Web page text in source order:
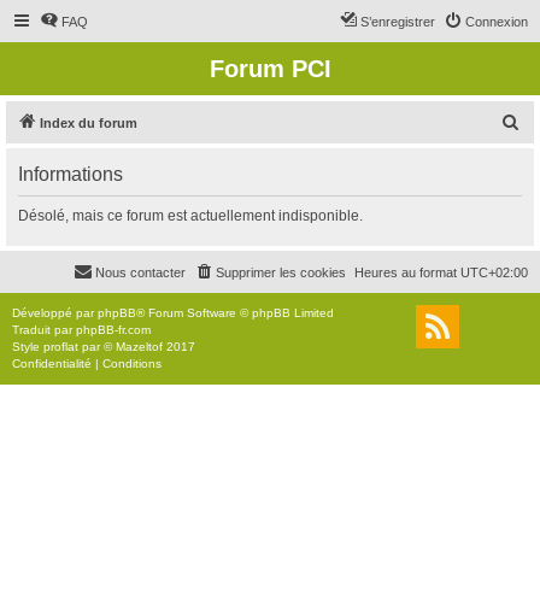
FAQ Connexion
S’enregistrer
Forum PCI
Index du forum
r
c
r
Informations
Désolé, mais ce forum est actuellement indisponible.
Heures au format UTC+02:00
Supprimer les cookies
Nous contacter
Développé parphpBB® Forum Software © phpBB Limited
Traduit parphpBB-fr.com
Style proflat par ©Mazeltof 2017
Confidentialité | Conditions